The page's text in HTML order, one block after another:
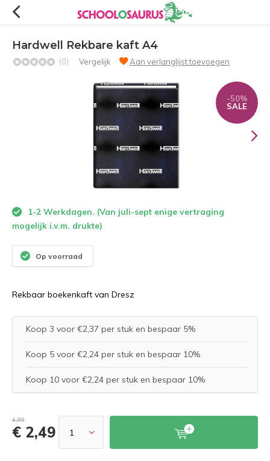
Hardwell Rekbare kaft A4
(0) Vergelijk Aan verlanglijst toevoegen
-50%
SALE
1-2 Werkdagen. (Van juli-sept enige vertraging
mogelijk i.v.m. drukte)
Op voorraad
Rekbaar boekenkaft van Dresz
Koop 3 voor €2,37 per stuk en bespaar 5%
Koop 5 voor €2,24 per stuk en bespaar 10%
Koop 10 voor €2,24 per stuk en bespaar 10%
4,99
€ 2,49